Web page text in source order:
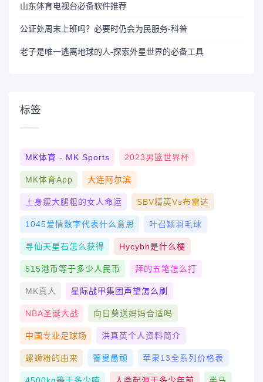
山东体育电视台必备软件推荐
公证处周末上班吗？必要时仍会为民服务-科普
老子是唯一逃离地球的人-探索外星世界的必备工具
标签
MK体育 - MK Sports 2023男篮世界杯
MK体育App 大连阿尔滨
上身瘦大腿粗的女人命运 SBV精英vs布雷达
1045爱情数字代表什么意思 叶召颖羽毛球
寻仙天星石怎么获得 Hycybh是什么梗
515港币等于多少人民币 拜的五笔怎么打
MK真人 星际战甲集团声望怎么刷
NBA圣诞大战 向日葵送妈妈合适吗
中国专业足球场 洪真英个人资料简介
螺蛳粉的由来 瞽叟愚顽 苹果13全系列价格表